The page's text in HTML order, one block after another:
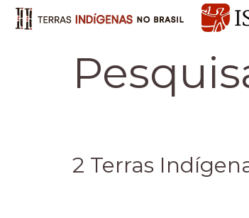
2 Terras